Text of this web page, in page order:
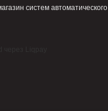
систем автоматического